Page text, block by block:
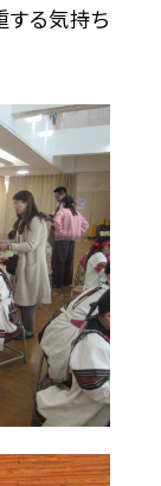
する気持ち